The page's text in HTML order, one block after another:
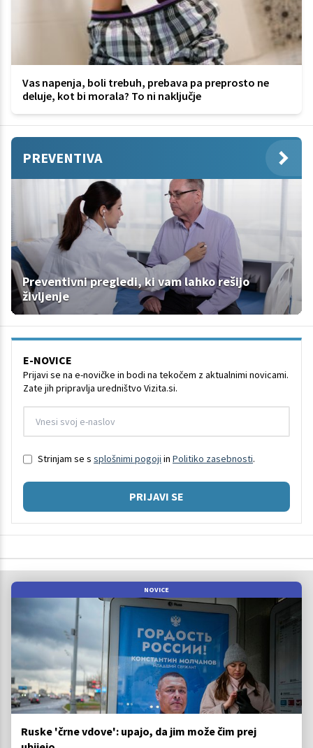
Vas napenja, boli trebuh, prebava pa preprosto ne
deluje, kot bi morala? To ni naključje
PREVENTIVA
Preventivni pregledi, ki vam lahko rešijo
življenje
E-NOVICE
Prijavi se na e-novičke in bodi na tekočem z aktualnimi novicami.
Zate jih pripravlja uredništvo Vizita.si.
Strinjam se s splošnimi pogoji in Politiko zasebnosti.
PRIJAVI SE
NOVICE
Ruske 'črne vdove': upajo, da jim može čim prej